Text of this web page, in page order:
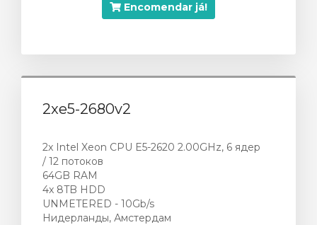
Encomendar já!
2xe5-2680v2
2x Intel Xeon CPU E5-2620 2.00GHz, 6 ядер
/ 12 потоков
64GB RAM
4x 8TB HDD
UNMETERED - 10Gb/s
Нидерланды, Амстердам